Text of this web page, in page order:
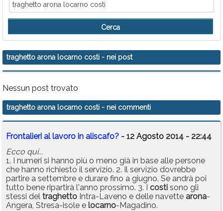
Eventi
Info Utili
Rubriche
Calendario
Annunci
traghetto arona locarno costi - nei post
Nessun post trovato
traghetto arona locarno costi - nei commenti
Frontalieri al lavoro in aliscafo? - 12 Agosto 2014 - 22:44
Ecco qui...
1. I numeri si hanno più o meno già in base alle persone
che hanno richiesto il servizio. 2. Il servizio dovrebbe
partire a settembre e durare fino a giugno. Se andrà poi
tutto bene ripartirà l'anno prossimo. 3. I costi sono gli
stessi del traghetto Intra-Laveno e delle navette arona-
Angera, Stresa-isole e locarno-Magadino.